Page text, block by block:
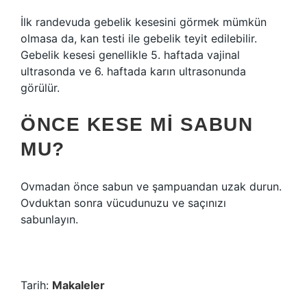
İlk randevuda gebelik kesesini görmek mümkün
olmasa da, kan testi ile gebelik teyit edilebilir.
Gebelik kesesi genellikle 5. haftada vajinal
ultrasonda ve 6. haftada karın ultrasonunda
görülür.
ÖNCE KESE MI SABUN
MU?
Ovmadan önce sabun ve şampuandan uzak durun.
Ovduktan sonra vücudunuzu ve saçınızı
sabunlayın.
Tarih: Makaleler